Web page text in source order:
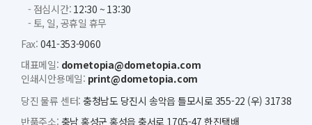
- 점심시간: 12:30 ~ 13:30
- 토, 일, 공휴일 휴무
Fax: 041-353-9060
대표메일: dometopia@dometopia.com
인쇄시안용메일: print@dometopia.com
당진 물류 센터: 충청남도 당진시 송악읍 틀모시로 355-22 (우) 31738
반품주소: 충남 홍성군 홍성읍 충서로 1705-47 한진택배